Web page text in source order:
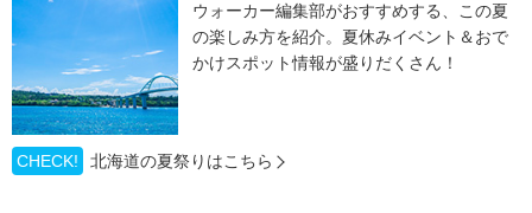
ウォーカー編集部がおすすめする、この夏
の楽しみ方を紹介。夏休みイベント＆おで
かけスポット情報が盛りだくさん！
CHECK! 北海道の夏祭りはこちら